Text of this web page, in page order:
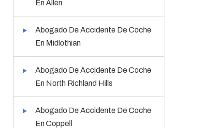
En Allen
Abogado De Accidente De Coche
En Midlothian
Abogado De Accidente De Coche
En North Richland Hills
Abogado De Accidente De Coche
En Coppell